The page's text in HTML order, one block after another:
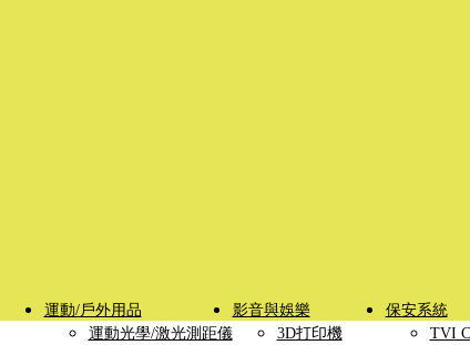
運動/戶外用品
運動光學/激光測距儀
影音與娛樂
3D打印機
保安系統
TVI